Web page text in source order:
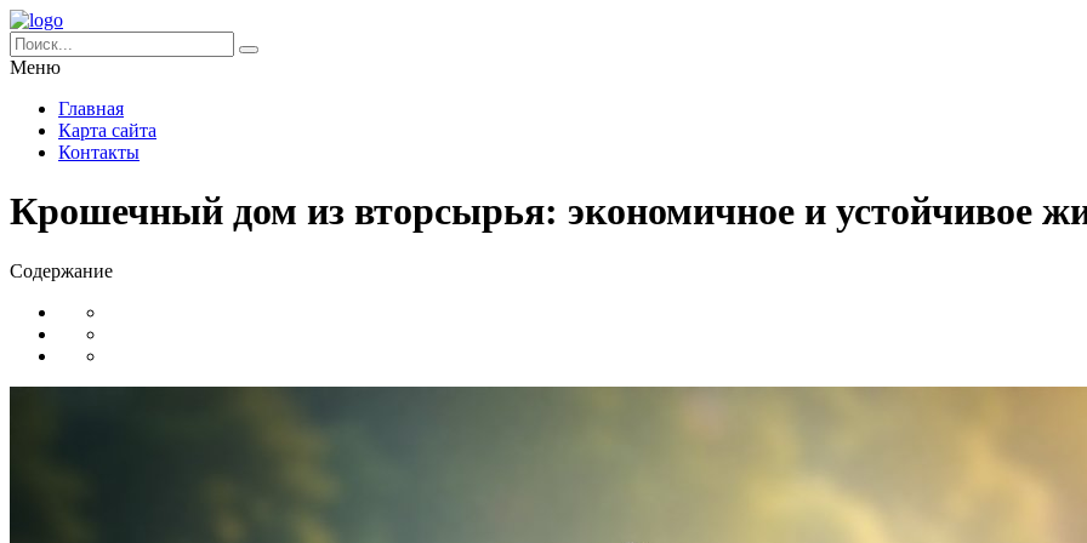
Меню
Главная
Карта сайта
Контакты
Крошечный дом из вторсырья: экономичное и устойчивое
Содержание